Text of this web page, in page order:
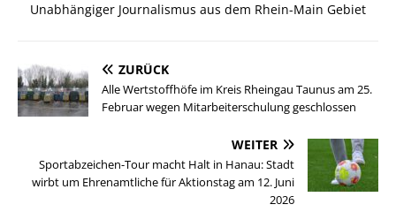
Unabhängiger Journalismus aus dem Rhein-Main Gebiet
ZURÜCK
Alle Wertstoffhöfe im Kreis Rheingau Taunus am 25.
Februar wegen Mitarbeiterschulung geschlossen
WEITER
Sportabzeichen-Tour macht Halt in Hanau: Stadt
wirbt um Ehrenamtliche für Aktionstag am 12. Juni
2026